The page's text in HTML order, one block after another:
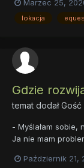
postaci mam
fandomu
Marzec 25,
lokacja
Gdzie
temat dodał Gość
- Myślałam sobie,
Ja nie mam
jechać w różne
Październik 21,